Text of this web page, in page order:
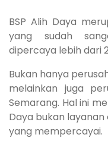
BSP Alih Daya
yang sudah
dipercaya lebih dari
Bukan hanya
melainkan juga
Semarang. Hal ini
Daya bukan
yang mempercayai.